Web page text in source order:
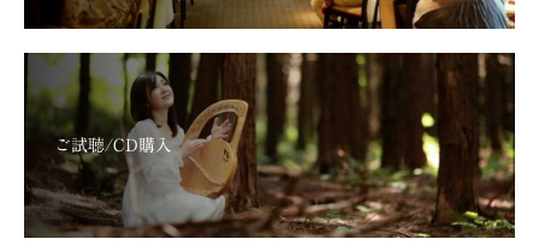
ご試聴/CD購入